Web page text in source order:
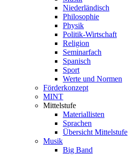
Niederländisch
Philosophie
Physik
Politik-Wirtschaft
Religion
Seminarfach
Spanisch
Sport
Werte und Normen
Förderkonzept
MINT
Mittelstufe
Materiallisten
Sprachen
Übersicht Mittelstufe
Musik
Big Band